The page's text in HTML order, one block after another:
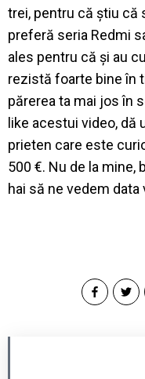
trei, pentru că știu că
preferă seria Redmi
ales pentru că și au
rezistă foarte bine în
părerea ta mai jos în
like acestui video, dă
prieten care este
500 €. Nu de la mine,
hai să ne vedem data